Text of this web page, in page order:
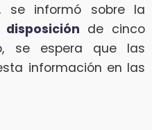
se informó sobre la
de cinco
se espera que las
información en las